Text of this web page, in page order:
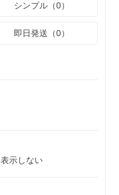
シンプル（0）
即日発送（0）
表示しない